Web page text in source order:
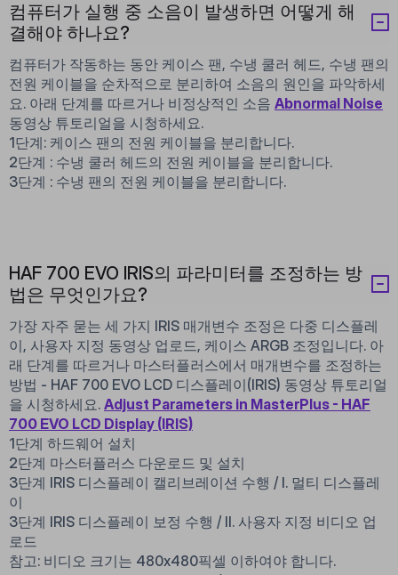
컴퓨터가 실행 중 소음이 발생하면 어떻게 해
결해야 하나요?
컴퓨터가 작동하는 동안 케이스 팬, 수냉 쿨러 헤드, 수냉 팬의
전원 케이블을 순차적으로 분리하여 소음의 원인을 파악하세
요. 아래 단계를 따르거나 비정상적인 소음 Abnormal Noise
동영상 튜토리얼을 시청하세요.
1단계: 케이스 팬의 전원 케이블을 분리합니다.
2단계 : 수냉 쿨러 헤드의 전원 케이블을 분리합니다.
3단계 : 수냉 팬의 전원 케이블을 분리합니다.
HAF 700 EVO IRIS의 파라미터를 조정하는 방
법은 무엇인가요?
가장 자주 묻는 세 가지 IRIS 매개변수 조정은 다중 디스플레
이, 사용자 지정 동영상 업로드, 케이스 ARGB 조정입니다. 아
래 단계를 따르거나 마스터플러스에서 매개변수를 조정하는
방법 - HAF 700 EVO LCD 디스플레이(IRIS) 동영상 튜토리얼
을 시청하세요. Adjust Parameters in MasterPlus - HAF
700 EVO LCD Display (IRIS)
1단계 하드웨어 설치
2단계 마스터플러스 다운로드 및 설치
3단계 IRIS 디스플레이 캘리브레이션 수행 / I. 멀티 디스플레
이
3단계 IRIS 디스플레이 보정 수행 / II. 사용자 지정 비디오 업
로드
참고: 비디오 크기는 480x480픽셀 이하여야 합니다.